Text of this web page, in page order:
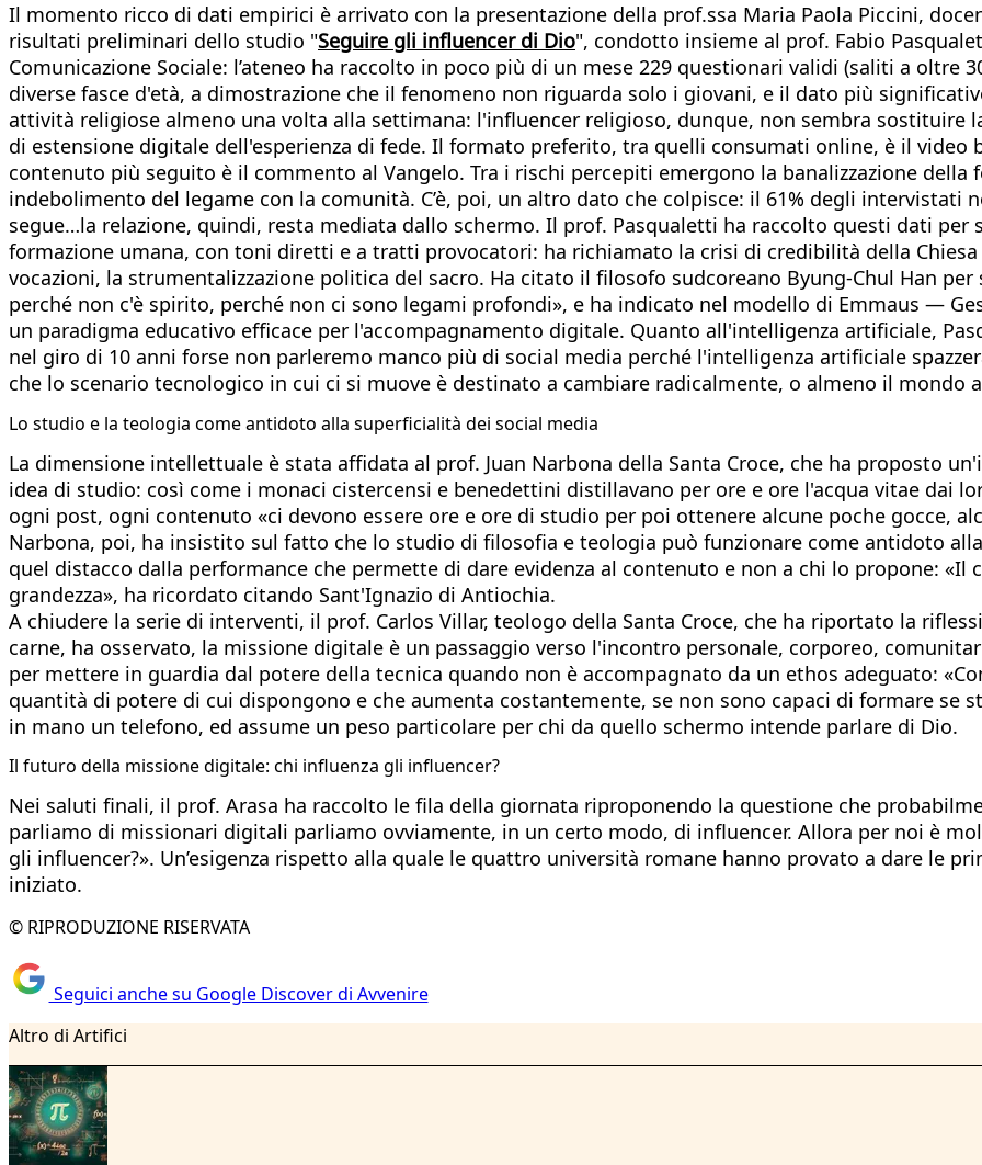
Il momento ricco di dati empirici è arrivato con la presentazione della prof.ssa Maria Paola Piccini,
risultati preliminari dello studio "Seguire gli influencer di Dio", condotto insieme al prof. Fabio
Comunicazione Sociale: l’ateneo ha raccolto in poco più di un mese 229 questionari validi (saliti a oltre
diverse fasce d'età, a dimostrazione che il fenomeno non riguarda solo i giovani, e il dato più
attività religiose almeno una volta alla settimana: l'influencer religioso, dunque, non sembra sostituire
di estensione digitale dell'esperienza di fede. Il formato preferito, tra quelli consumati online, è il video
contenuto più seguito è il commento al Vangelo. Tra i rischi percepiti emergono la banalizzazione della
indebolimento del legame con la comunità. C’è, poi, un altro dato che colpisce: il 61% degli
segue…la relazione, quindi, resta mediata dallo schermo. Il prof. Pasqualetti ha raccolto questi dati per
formazione umana, con toni diretti e a tratti provocatori: ha richiamato la crisi di credibilità della
vocazioni, la strumentalizzazione politica del sacro. Ha citato il filosofo sudcoreano Byung-Chul Han
perché non c'è spirito, perché non ci sono legami profondi», e ha indicato nel modello di Emmaus —
un paradigma educativo efficace per l'accompagnamento digitale. Quanto all'intelligenza artificiale,
nel giro di 10 anni forse non parleremo manco più di social media perché l'intelligenza artificiale
che lo scenario tecnologico in cui ci si muove è destinato a cambiare radicalmente, o almeno il mondo
Lo studio e la teologia come antidoto alla superficialità dei social media
La dimensione intellettuale è stata affidata al prof. Juan Narbona della Santa Croce, che ha proposto
idea di studio: così come i monaci cistercensi e benedettini distillavano per ore e ore l'acqua vitae dai
ogni post, ogni contenuto «ci devono essere ore e ore di studio per poi ottenere alcune poche gocce,
Narbona, poi, ha insistito sul fatto che lo studio di filosofia e teologia può funzionare come antidoto
quel distacco dalla performance che permette di dare evidenza al contenuto e non a chi lo propone:
grandezza», ha ricordato citando Sant'Ignazio di Antiochia.
A chiudere la serie di interventi, il prof. Carlos Villar, teologo della Santa Croce, che ha riportato la
carne, ha osservato, la missione digitale è un passaggio verso l'incontro personale, corporeo,
per mettere in guardia dal potere della tecnica quando non è accompagnato da un ethos adeguato:
quantità di potere di cui dispongono e che aumenta costantemente, se non sono capaci di formare se
in mano un telefono, ed assume un peso particolare per chi da quello schermo intende parlare di Dio.
Il futuro della missione digitale: chi influenza gli influencer?
Nei saluti finali, il prof. Arasa ha raccolto le fila della giornata riproponendo la questione che
parliamo di missionari digitali parliamo ovviamente, in un certo modo, di influencer. Allora per noi è
gli influencer?». Un’esigenza rispetto alla quale le quattro università romane hanno provato a dare le
iniziato.
© RIPRODUZIONE RISERVATA
Seguici anche su Google Discover di Avvenire
Altro di Artifici